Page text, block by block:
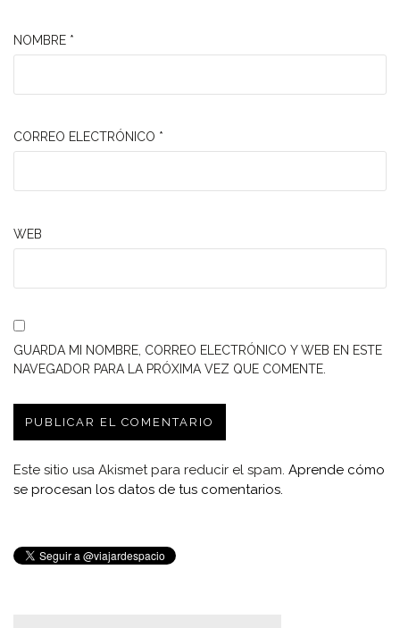
NOMBRE *
CORREO ELECTRÓNICO *
WEB
GUARDA MI NOMBRE, CORREO ELECTRÓNICO Y WEB EN ESTE
NAVEGADOR PARA LA PRÓXIMA VEZ QUE COMENTE.
Este sitio usa Akismet para reducir el spam. Aprende cómo
se procesan los datos de tus comentarios.